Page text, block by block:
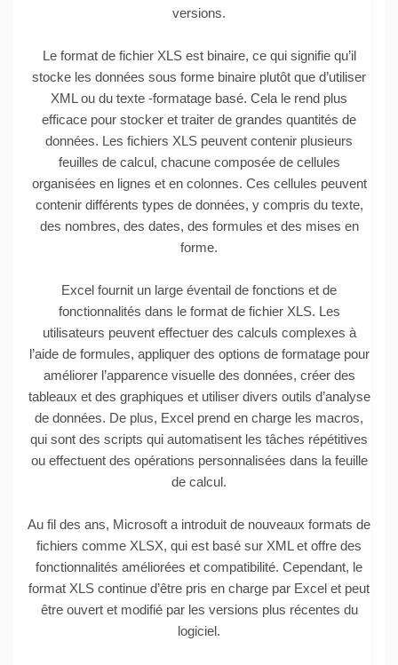
versions.
Le format de fichier XLS est binaire, ce qui signifie qu’il
stocke les données sous forme binaire plutôt que d’utiliser
XML ou du texte -formatage basé. Cela le rend plus
efficace pour stocker et traiter de grandes quantités de
données. Les fichiers XLS peuvent contenir plusieurs
feuilles de calcul, chacune composée de cellules
organisées en lignes et en colonnes. Ces cellules peuvent
contenir différents types de données, y compris du texte,
des nombres, des dates, des formules et des mises en
forme.
Excel fournit un large éventail de fonctions et de
fonctionnalités dans le format de fichier XLS. Les
utilisateurs peuvent effectuer des calculs complexes à
l’aide de formules, appliquer des options de formatage pour
améliorer l’apparence visuelle des données, créer des
tableaux et des graphiques et utiliser divers outils d’analyse
de données. De plus, Excel prend en charge les macros,
qui sont des scripts qui automatisent les tâches répétitives
ou effectuent des opérations personnalisées dans la feuille
de calcul.
Au fil des ans, Microsoft a introduit de nouveaux formats de
fichiers comme XLSX, qui est basé sur XML et offre des
fonctionnalités améliorées et compatibilité. Cependant, le
format XLS continue d’être pris en charge par Excel et peut
être ouvert et modifié par les versions plus récentes du
logiciel.